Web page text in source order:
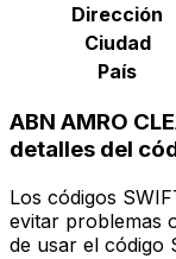
Dirección
Ciudad
País
ABN AMRO
detalles del
Los códigos
evitar problemas
de usar el código